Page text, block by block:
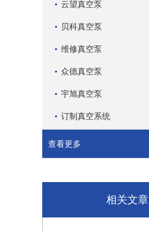
云望真空泵
贝科真空泵
维修真空泵
众德真空泵
宇旭真空泵
订制真空系统
查看更多
相关文章